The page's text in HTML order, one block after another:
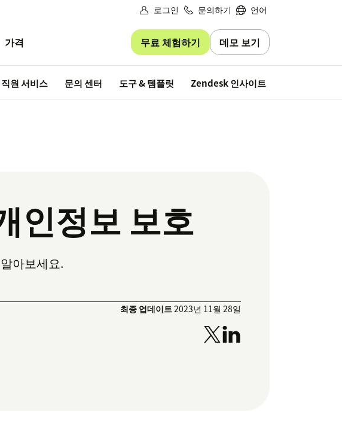
로그인 문의하기 언어
가격 무료 체험하기 데모 보기
직원 서비스 문의 센터 도구 & 템플릿 Zendesk 인사이트
인정보 보호
아보세요.
최종 업데이트2023년 11월 28일